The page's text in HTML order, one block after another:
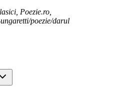
Poezie.ro,
poezie/darul